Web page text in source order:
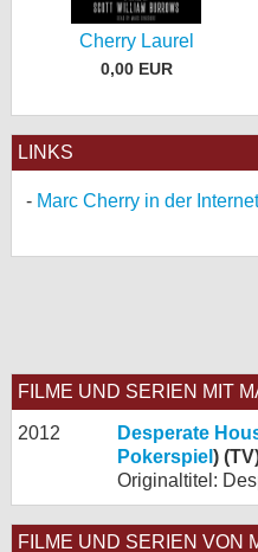
Cherry Laurel
0,00 EUR
LINKS
Marc Cherry in der
FILME UND SERIEN MIT
2012 Desperate
Pokerspiel )
Originaltitel:
FILME UND SERIEN VON